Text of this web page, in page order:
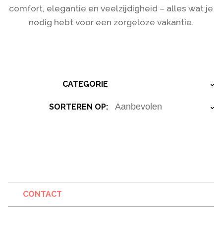
comfort, elegantie en veelzijdigheid – alles wat je
nodig hebt voor een zorgeloze vakantie.
CATEGORIE ›
SORTEREN OP: ›
CONTACT